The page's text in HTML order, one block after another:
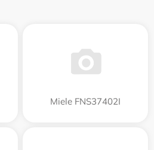
Miele FNS37402I